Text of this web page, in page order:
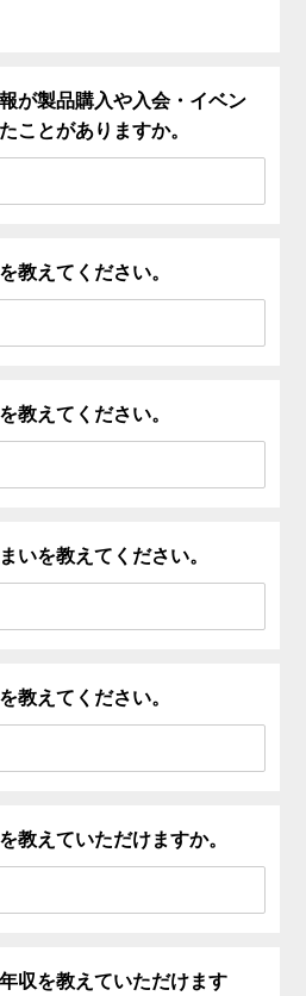
が製品購入や入会・イベン
ことがありますか。
教えてください。
教えてください。
いを教えてください。
教えてください。
教えていただけますか。
収を教えていただけます